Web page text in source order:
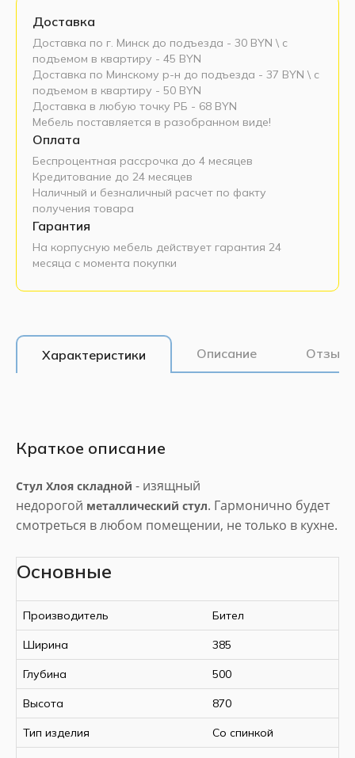
Доставка
Доставка по г. Минск до подъезда - 30 BYN \ c
подъемом в квартиру - 45 BYN
Доставка по Минскому р-н до подъезда - 37 BYN \ c
подъемом в квартиру - 50 BYN
Доставка в любую точку РБ - 68 BYN
Мебель поставляется в разобранном виде!
Оплата
Беспроцентная рассрочка до 4 месяцев
Кредитование до 24 месяцев
Наличный и безналичный расчет по факту
получения товара
Гарантия
На корпусную мебель действует гарантия 24
месяца с момента покупки
Характеристики Описание
Краткое описание
Стул Хлоя складной - изящный
недорогой металлический стул. Гармонично будет
смотреться в любом помещении, не только в кухне.
места. Данная модель актуальна, когда
планируется большое застолье и нужно всех гостей
разместить за столом.
Каркас стула
сварен из стальной трубы, с усиленной
сваркой в квадрат по сидением, очень прочный и
надёжный.
крашен порошковой краской
защищающей его от воздействия внешней среды.
Сиденье изготовлено из прочной толстой фанеры,
Основные
Производитель Бител
Ширина 385
Глубина 500
Высота 870
Тип изделия Со спинкой